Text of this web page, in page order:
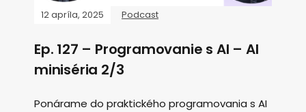
12 apríla, 2025 Podcast
Ep. 127 – Programovanie s AI – AI
miniséria 2/3
Ponárame do praktického programovania s AI